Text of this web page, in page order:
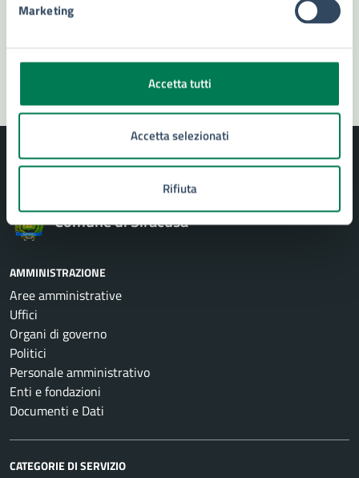
Marketing
Accetta tutti
Accetta selezionati
Rifiuta
Problemi in città
Segnala disservizio
Comune di Siracusa
AMMINISTRAZIONE
Aree amministrative
Uffici
Organi di governo
Politici
Personale amministrativo
Enti e fondazioni
Documenti e Dati
CATEGORIE DI SERVIZIO